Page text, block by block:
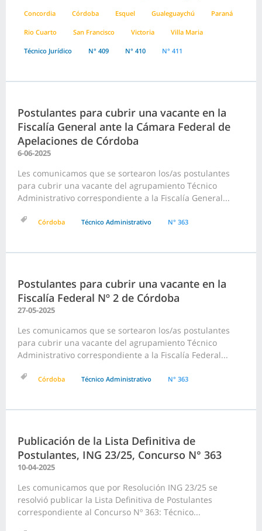
Concordia Córdoba Esquel Gualeguaychú Paraná
Rio Cuarto San Francisco Victoria Villa Maria
Técnico Jurídico N° 409 N° 410 N° 411
Postulantes para cubrir una vacante en la
Fiscalía General ante la Cámara Federal de
Apelaciones de Córdoba
6-06-2025
Les comunicamos que se sortearon los/as postulantes
para cubrir una vacante del agrupamiento Técnico
Administrativo correspondiente a la Fiscalía General...
Córdoba Técnico Administrativo N° 363
Postulantes para cubrir una vacante en la
Fiscalía Federal Nº 2 de Córdoba
27-05-2025
Les comunicamos que se sortearon los/as postulantes
para cubrir una vacante del agrupamiento Técnico
Administrativo correspondiente a la Fiscalía Federal...
Córdoba Técnico Administrativo N° 363
Publicación de la Lista Definitiva de
Postulantes, ING 23/25, Concurso N° 363
10-04-2025
Les comunicamos que por Resolución ING 23/25 se
resolvió publicar la Lista Definitiva de Postulantes
correspondiente al Concurso Nº 363: Técnico...